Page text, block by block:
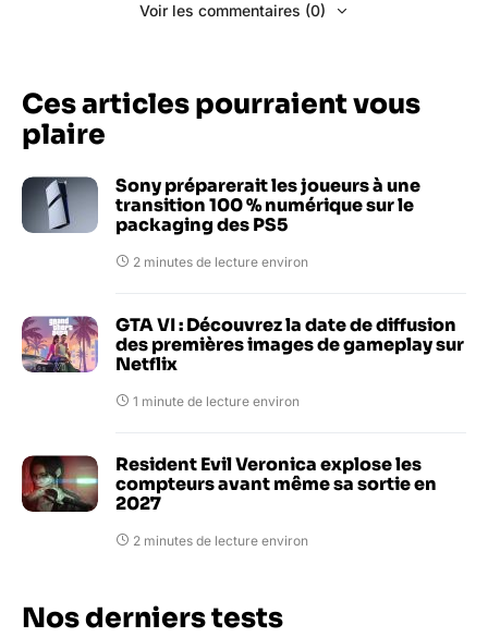
Voir les commentaires (0)
Ces articles pourraient vous
plaire
Sony préparerait les joueurs à une
transition 100 % numérique sur le
packaging des PS5
2 minutes de lecture environ
GTA VI : Découvrez la date de diffusion
des premières images de gameplay sur
Netflix
1 minute de lecture environ
Resident Evil Veronica explose les
compteurs avant même sa sortie en
2027
2 minutes de lecture environ
Nos derniers tests